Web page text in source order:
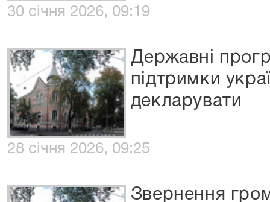
30 січня 2026, 09:19
Державні
підтримки
декларувати
28 січня 2026, 09:25
Звернення